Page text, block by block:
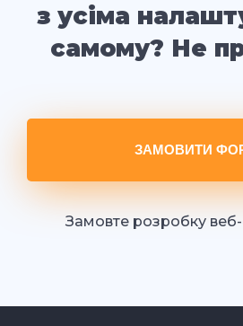
з усіма
самому? Не
ЗАМОВИТИ
Замовте розробку